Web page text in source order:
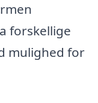
forskellige
mulighed for